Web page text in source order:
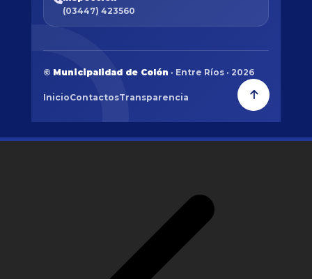
(03447) 423560
© Municipalidad de Colón · Entre Ríos · 2026
InicioContactosTransparencia